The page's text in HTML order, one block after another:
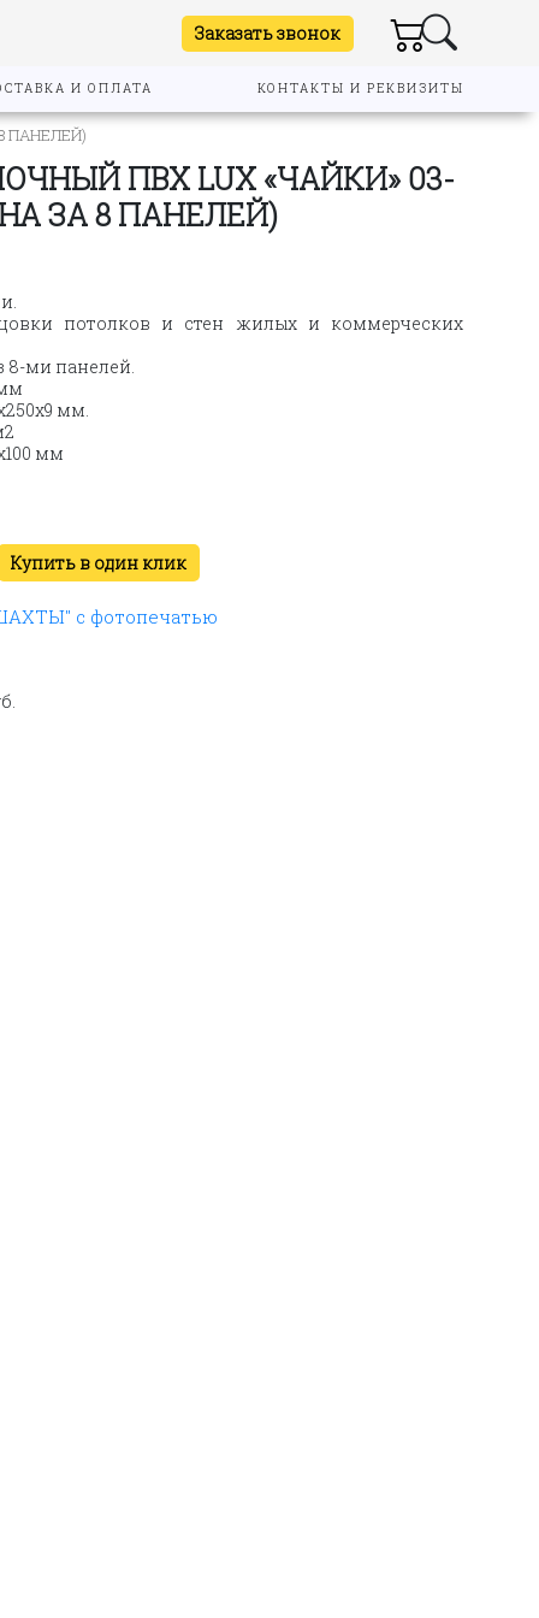
Заказать звонок
И ОПЛАТА КОНТАКТЫ И РЕКВИЗИТЫ
ПАНЕЛЕЙ)
ПВХ LUX «ЧАЙКИ» 03-
ЗА 8 ПАНЕЛЕЙ)
потолков и стен жилых и коммерческих
8-ми панелей.
мм.
мм
Купить в один клик
с фотопечатью